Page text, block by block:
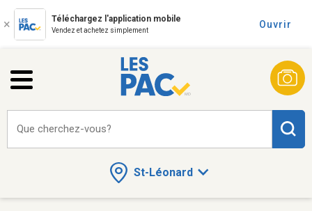
Téléchargez l'application mobile
Vendez et achetez simplement
Ouvrir
St-Léonard
Que cherchez-vous?